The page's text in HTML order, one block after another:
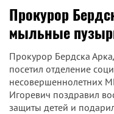
Прокурор
мыльные
Прокурор Бердска
посетил отделение
несовершеннолетних
Игоревич поздравил
защиты детей и